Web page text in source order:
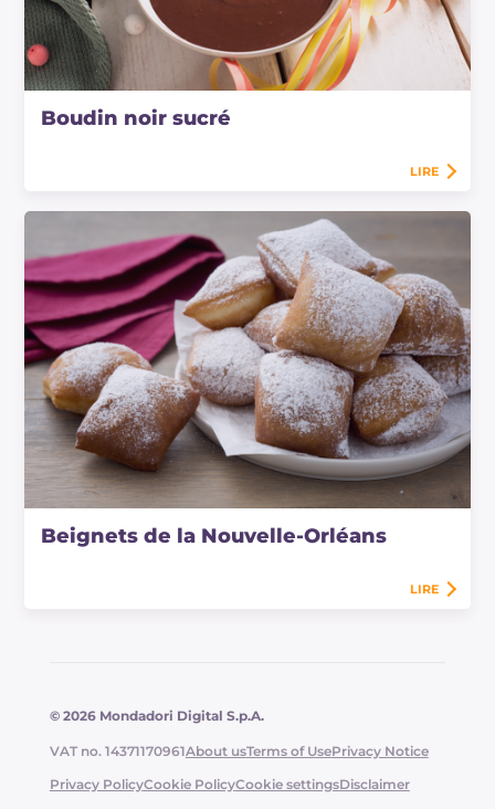
Boudin noir sucré
LIRE
Beignets de la Nouvelle-Orléans
LIRE
© 2026 Mondadori Digital S.p.A.
VAT no. 14371170961About usTerms of UsePrivacy Notice
Privacy PolicyCookie PolicyCookie settingsDisclaimer